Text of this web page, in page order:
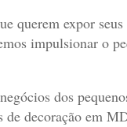
querem expor
impulsionar o
dos
decoração em